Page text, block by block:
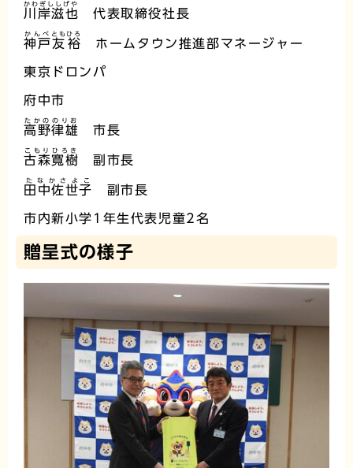
川岸滋也
かわぎししげや
代表取締役社長
神戸
かんべ
友
とも
裕
ひろ
ホームタウン推進部マネージャー
東京ドロンパ
府中市
高野律雄
たかののりお
市長
古森寬樹
こもりひろき
副市長
田中佐世子
たなかさよこ
副市長
市内新小学1年生代表児童2名
贈呈式の様子